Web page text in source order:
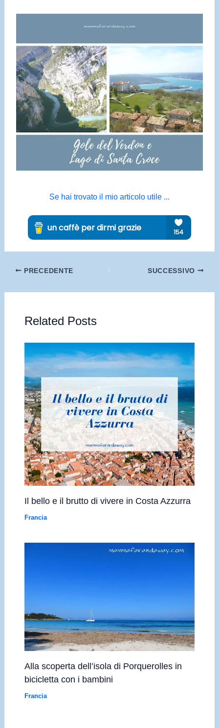
Se hai trovato il mio articolo utile ...
PRECEDENTE SUCCESSIVO
Related Posts
Il bello e il brutto di vivere in Costa Azzurra
Francia
Alla scoperta dell’isola di Porquerolles in
bicicletta con i bambini
Francia